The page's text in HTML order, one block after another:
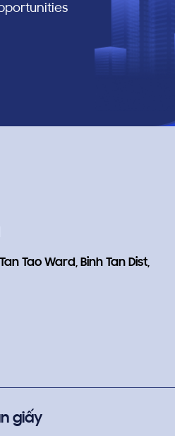
Tao Ward, Binh Tan Dist,
giấy